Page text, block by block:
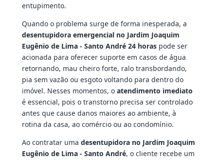
entupimento.
Quando o problema surge de forma inesperada, a
desentupidora emergencial no Jardim Joaquim
Eugênio de Lima - Santo André 24 horaspode ser
acionada para oferecer suporte em casos de água
retornando, mau cheiro forte, ralo transbordando,
pia sem vazão ou esgoto voltando para dentro do
imóvel. Nesses momentos, o atendimento imediato
é essencial, pois o transtorno precisa ser controlado
antes que cause danos maiores ao ambiente, à
rotina da casa, ao comércio ou ao condomínio.
Ao contratar uma desentupidora no Jardim Joaquim
Eugênio de Lima - Santo André, o cliente recebe um